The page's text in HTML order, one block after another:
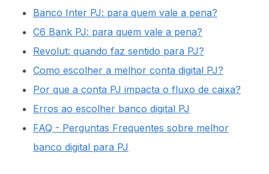
Banco Inter PJ: para quem vale a pena?
C6 Bank PJ: para quem vale a pena?
Revolut: quando faz sentido para PJ?
Como escolher a melhor conta digital PJ?
Por que a conta PJ impacta o fluxo de caixa?
Erros ao escolher banco digital PJ
FAQ - Perguntas Frequentes sobre melhor
banco digital para PJ